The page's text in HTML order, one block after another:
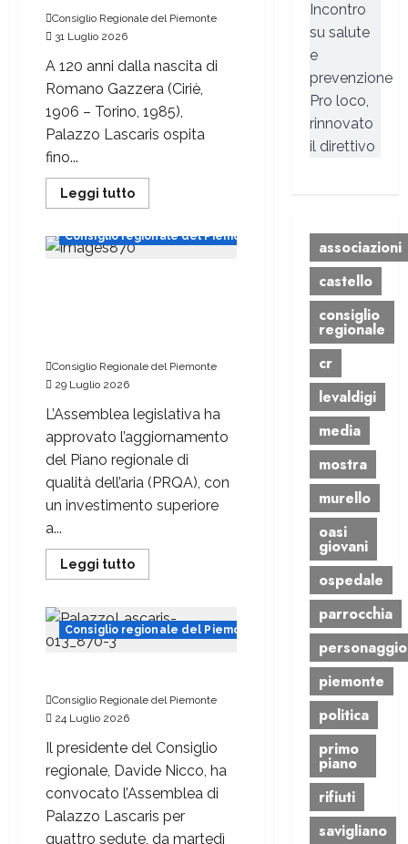
Consiglio Regionale del Piemonte
31 Luglio 2026
A 120 anni dalla nascita di
Romano Gazzera (Ciriè,
1906 – Torino, 1985),
Palazzo Lascaris ospita
fino...
Leggi tutto
Consiglio regionale del Piemonte
Consiglio Regionale del Piemonte
29 Luglio 2026
L’Assemblea legislativa ha
approvato l’aggiornamento
del Piano regionale di
qualità dell’aria (PRQA), con
un investimento superiore
a...
Leggi tutto
Consiglio regionale del Piemonte
Consiglio Regionale del Piemonte
24 Luglio 2026
Il presidente del Consiglio
regionale, Davide Nicco, ha
convocato l’Assemblea di
Palazzo Lascaris per
quattro sedute, da martedì
Incontro
su salute
e
prevenzione
Pro loco,
rinnovato
il direttivo
associazioni
castello
consiglio
regionale
cr
levaldigi
media
mostra
murello
oasi
giovani
ospedale
parrocchia
personaggio
piemonte
politica
primo
piano
rifiuti
savigliano